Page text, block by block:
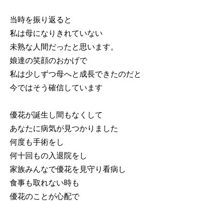
当時を振り返ると
私は母になりきれていない
未熟な人間だったと思います。
娘達の笑顔のおかげで
私は少しずつ母へと成長できたのだと
今ではそう確信しています
優花が誕生し間もなくして
あなたに病気が見つかりました
何度も手術をし
何十回もの入退院をし
家族みんなで優花を見守り看病し
食事も取れない時も
優花のことが心配で